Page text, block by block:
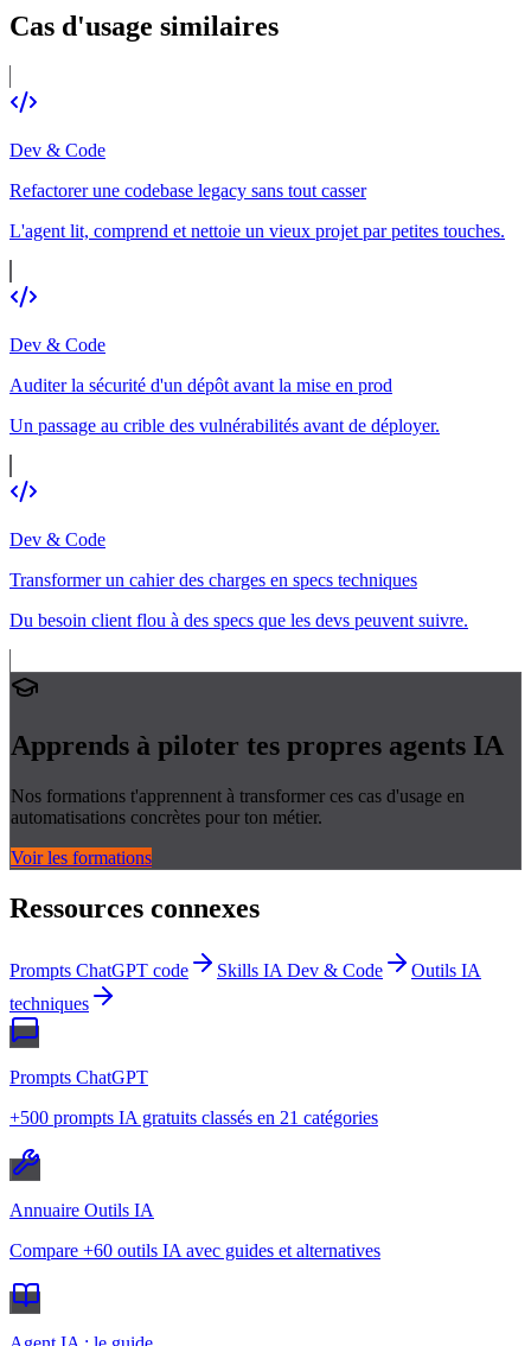
Cas d'usage similaires
Dev & Code
Refactorer une codebase legacy sans tout casser
L'agent lit, comprend et nettoie un vieux projet par petites touches.
Dev & Code
Auditer la sécurité d'un dépôt avant la mise en prod
Un passage au crible des vulnérabilités avant de déployer.
Dev & Code
Transformer un cahier des charges en specs techniques
Du besoin client flou à des specs que les devs peuvent suivre.
Apprends à piloter tes propres agents IA
Nos formations t'apprennent à transformer ces cas d'usage en
automatisations concrètes pour ton métier.
Voir les formations
Ressources connexes
Prompts ChatGPT code Skills IA Dev & Code
Outils IA
techniques
Prompts ChatGPT
+500 prompts IA gratuits classés en 21 catégories
Annuaire Outils IA
Compare +60 outils IA avec guides et alternatives